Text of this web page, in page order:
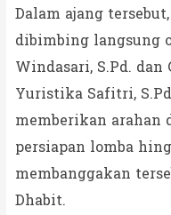
Dalam ajang
dibimbing langsung
Windasari, S.Pd. dan
Yuristika Safitri,
memberikan arahan
persiapan lomba
membanggakan
Dhabit.